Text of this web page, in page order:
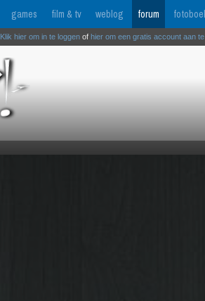
games film & tv weblog forum
Klik hier om in te loggen of hier om een gratis account aan